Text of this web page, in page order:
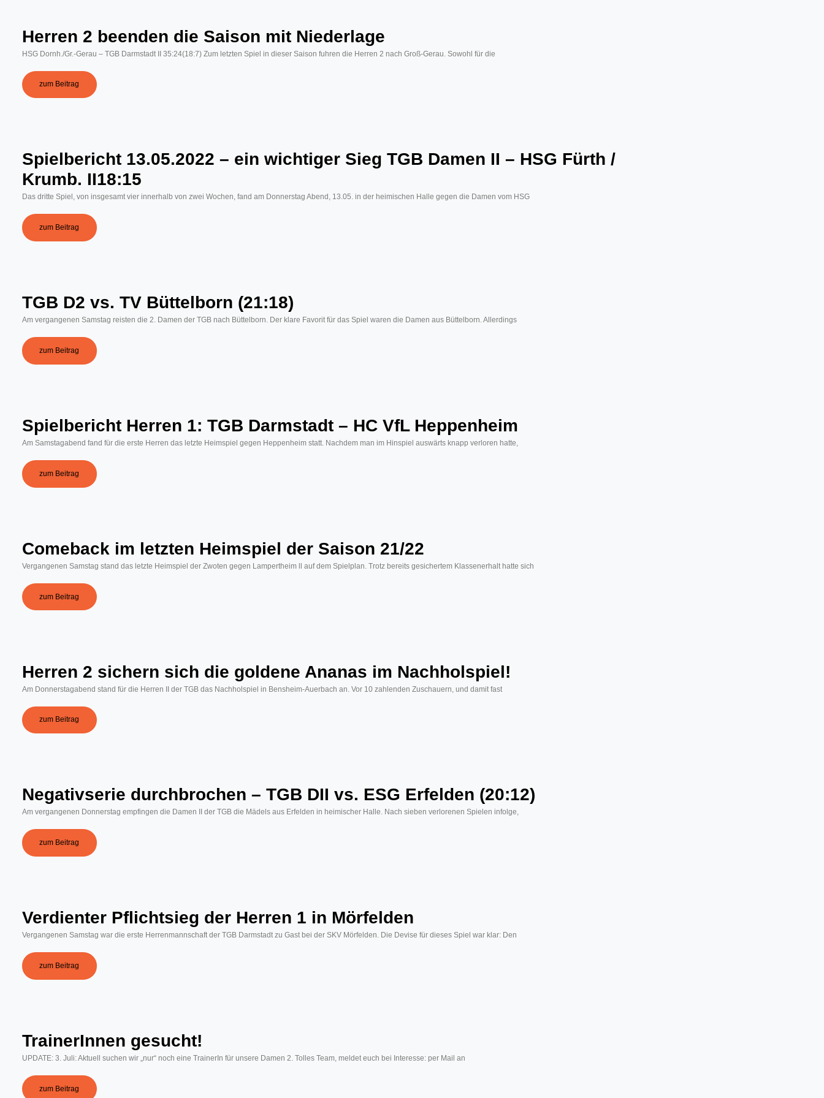
Herren 2 beenden die Saison mit Niederlage
HSG Dornh./Gr.-Gerau – TGB Darmstadt II 35:24(18:7) Zum letzten Spiel in dieser Saison fuhren die Herren 2 nach Groß-Gerau. Sowohl für die
zum Beitrag
Spielbericht 13.05.2022 – ein wichtiger Sieg TGB Damen II – HSG Fürth /
Krumb. II18:15
Das dritte Spiel, von insgesamt vier innerhalb von zwei Wochen, fand am Donnerstag Abend, 13.05. in der heimischen Halle gegen die Damen vom HSG
zum Beitrag
TGB D2 vs. TV Büttelborn (21:18)
Am vergangenen Samstag reisten die 2. Damen der TGB nach Büttelborn. Der klare Favorit für das Spiel waren die Damen aus Büttelborn. Allerdings
zum Beitrag
Spielbericht Herren 1: TGB Darmstadt – HC VfL Heppenheim
Am Samstagabend fand für die erste Herren das letzte Heimspiel gegen Heppenheim statt. Nachdem man im Hinspiel auswärts knapp verloren hatte,
zum Beitrag
Comeback im letzten Heimspiel der Saison 21/22
Vergangenen Samstag stand das letzte Heimspiel der Zwoten gegen Lampertheim ll auf dem Spielplan. Trotz bereits gesichertem Klassenerhalt hatte sich
zum Beitrag
Herren 2 sichern sich die goldene Ananas im Nachholspiel!
Am Donnerstagabend stand für die Herren II der TGB das Nachholspiel in Bensheim-Auerbach an. Vor 10 zahlenden Zuschauern, und damit fast
zum Beitrag
Negativserie durchbrochen – TGB DII vs. ESG Erfelden (20:12)
Am vergangenen Donnerstag empfingen die Damen II der TGB die Mädels aus Erfelden in heimischer Halle. Nach sieben verlorenen Spielen infolge,
zum Beitrag
Verdienter Pflichtsieg der Herren 1 in Mörfelden
Vergangenen Samstag war die erste Herrenmannschaft der TGB Darmstadt zu Gast bei der SKV Mörfelden. Die Devise für dieses Spiel war klar: Den
zum Beitrag
TrainerInnen gesucht!
UPDATE: 3. Juli: Aktuell suchen wir „nur“ noch eine TrainerIn für unsere Damen 2. Tolles Team, meldet euch bei Interesse: per Mail an
zum Beitrag